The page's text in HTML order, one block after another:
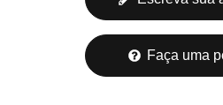
Faça uma